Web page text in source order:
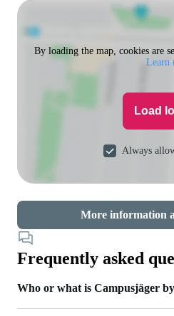
By loading the map, cookies are
Learn
Load
Always
More information
Frequently asked
Who or what is Campusjäger